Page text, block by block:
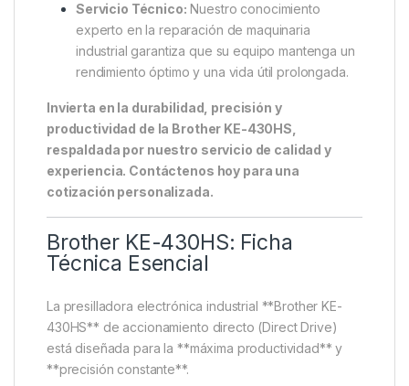
Servicio Técnico: Nuestro conocimiento
experto en la reparación de maquinaria
industrial garantiza que su equipo mantenga un
rendimiento óptimo y una vida útil prolongada.
Invierta en la durabilidad, precisión y
productividad de la Brother KE-430HS,
respaldada por nuestro servicio de calidad y
experiencia. Contáctenos hoy para una
cotización personalizada.
Brother KE-430HS: Ficha
Técnica Esencial
La presilladora electrónica industrial **Brother KE-
430HS** de accionamiento directo (Direct Drive)
está diseñada para la **máxima productividad** y
**precisión constante**.